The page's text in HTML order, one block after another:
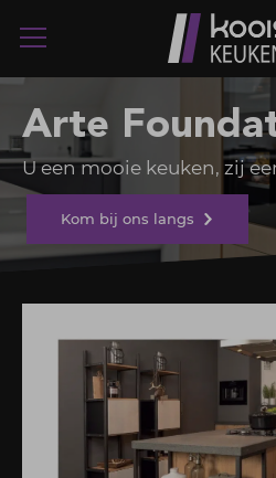
Arte
U een mooie keuken, zij
Kom bij ons langs